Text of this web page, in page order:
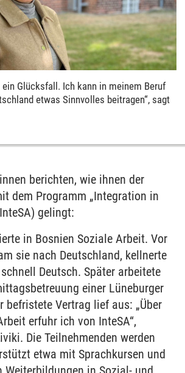
Glücksfall. Ich kann in meinem Beruf
etwas Sinnvolles beitragen“, sagt
berichten, wie ihnen der
dem Programm „Integration in
gelingt:
in Bosnien Soziale Arbeit. Vor
sie nach Deutschland, kellnerte
Deutsch. Später arbeitete
einer Lüneburger
befristete Vertrag lief aus: „Über
erfuhr ich von InteSA“,
Die Teilnehmenden werden
etwa mit Sprachkursen und